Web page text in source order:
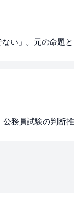
い」。元の命題と
公務員試験の判断推